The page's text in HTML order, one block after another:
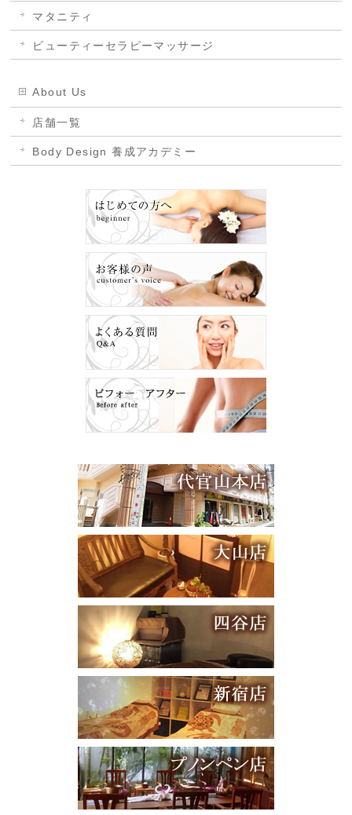
マタニティ
ビューティーセラピーマッサージ
About Us
店舗一覧
Body Design 養成アカデミー